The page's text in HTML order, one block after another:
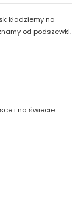
kładziemy na
od podszewki.
i na świecie.